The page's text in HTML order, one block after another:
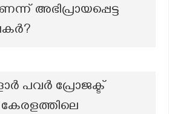
അഭിപ്രായപ്പെട്ട
പവർ പ്രോജക്ട്